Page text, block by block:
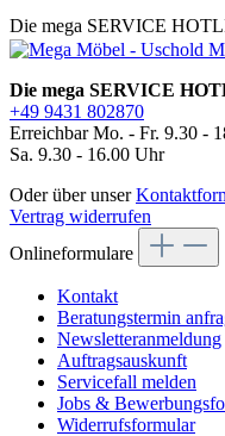
Die mega SERVICE
Die mega SERVICE
+49 9431 802870
Erreichbar Mo. - Fr. 9.30 -
Sa. 9.30 - 16.00 Uhr
Oder über unser
Vertrag widerrufen
Onlineformulare
Kontakt
Beratungstermin
Newsletteranmeldung
Auftragsauskunft
Servicefall melden
Jobs &
Widerrufsformular